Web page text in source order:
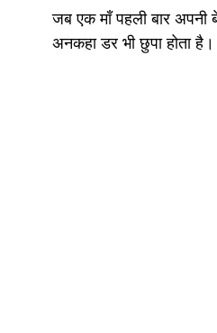
Motivational Personalities
जब एक माँ पहली बार अपनी
अनकहा डर भी छुपा होता है।